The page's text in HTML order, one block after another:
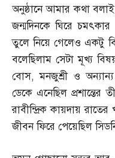
অনুষ্ঠানে আমার কথা বলাই
জন্মদিনকে ঘিরে
তুলে নিয়ে গেলেও একটু
বলেছিলাম সেটা মূখ্য
বোস,মনজুশ্রী ও অন্যান্য
ডেকে এনেছিল প্রশান্তের
রাবীন্দ্রিক কায়দায়
জীবন ফিরে পেয়েছিল